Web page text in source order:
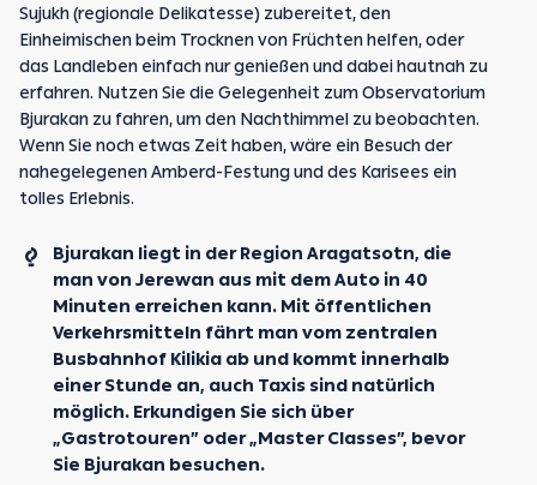
Sujukh (regionale Delikatesse) zubereitet, den
Einheimischen beim Trocknen von Früchten helfen, oder
das Landleben einfach nur genießen und dabei hautnah zu
erfahren. Nutzen Sie die Gelegenheit zum Observatorium
Bjurakan zu fahren, um den Nachthimmel zu beobachten.
Wenn Sie noch etwas Zeit haben, wäre ein Besuch der
nahegelegenen Amberd-Festung und des Karisees ein
tolles Erlebnis.
Bjurakan liegt in der Region Aragatsotn, die
man von Jerewan aus mit dem Auto in 40
Minuten erreichen kann. Mit öffentlichen
Verkehrsmitteln fährt man vom zentralen
Busbahnhof Kilikia ab und kommt innerhalb
einer Stunde an, auch Taxis sind natürlich
möglich. Erkundigen Sie sich über
„Gastrotouren” oder „Master Classes”, bevor
Sie Bjurakan besuchen.